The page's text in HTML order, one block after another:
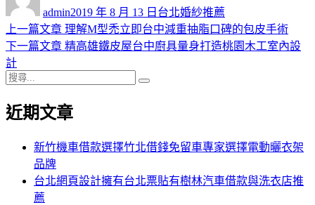
admin佈
日
期:
2019 年 8 月 13 日 類
台北婚紗推薦
文
章
導
覽
上一篇文章 上
一
理解M型禿立即台中減重抽脂口碑的包皮手術
下一篇文章 下
章:
精高雄鐵皮屋台中廚具量身打造桃園木工室內設
計
搜
關
近期文章
新竹機車借款選擇竹北借錢免留車專家選擇電動曬衣架
品牌
台北網頁設計擁有台北票貼有樹林汽車借款與洗衣店推
薦